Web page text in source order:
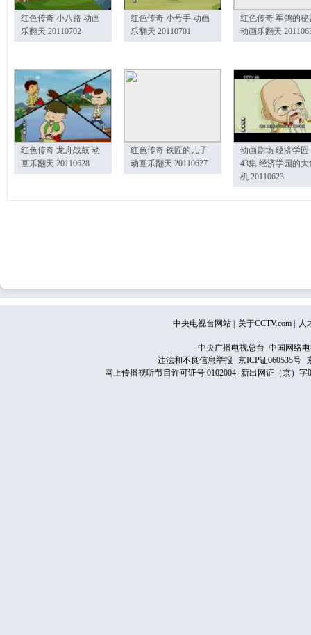
红色传奇 小八路 动画
乐翻天 20110702
红色传奇 小号手 动画
乐翻天 20110701
红色传奇 军鸽的秘
动画乐翻天
红色传奇 龙舟战鼓 动
画乐翻天 20110628
红色传奇 铁匠的儿子
动画乐翻天 20110627
动画剧场 经济学园
43集 经济学园的大
机 20110623
中央电视台网站 关于CCTV.com 人
中央广播电视总台 中国网络
违法和不良信息举报
京ICP证060535号
网上传播视听节目许可证号 0102004 新出网证（京）